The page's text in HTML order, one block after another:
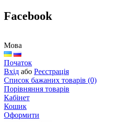
Facebook
Мова
Початок
Вхід або Реєстрація
Список бажаних товарів (0)
Порівняння товарів
Кабінет
Кошик
Оформити